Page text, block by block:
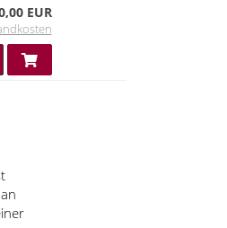
EUR